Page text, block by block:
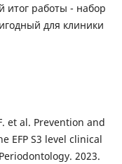
итог работы - набор
для клиники
et al. Prevention and
EFP S3 level clinical
2023.